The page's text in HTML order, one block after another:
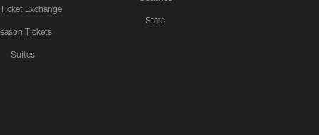
Ticket Exchange
Tickets
Suites
Stats